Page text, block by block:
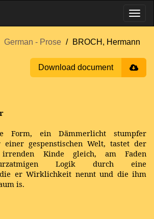
German - Prose BROCH, Hermann
Download document
Form, ein Dämmerlicht stumpfer
einer gespenstischen Welt, tastet der
Kinde gleich, am Faden
Logik durch eine
die er Wirklichkeit nennt und die ihm
is.